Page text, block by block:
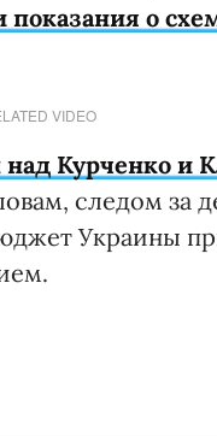
показания о
VIDEO
Курченко и
следом за
Украины